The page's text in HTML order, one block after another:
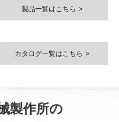
製品一覧はこちら
カタログ一覧はこちら
製作所の